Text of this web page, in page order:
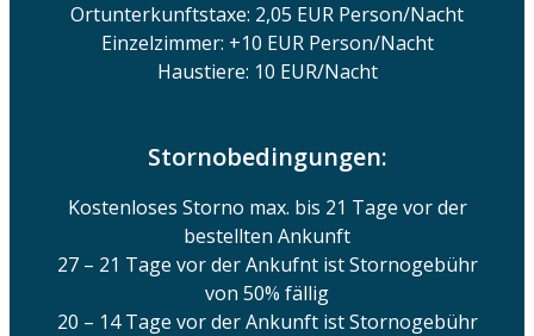
Ortunterkunftstaxe: 2,05 EUR Person/Nacht
Einzelzimmer: +10 EUR Person/Nacht
Haustiere: 10 EUR/Nacht
Stornobedingungen:
Kostenloses Storno max. bis 21 Tage vor der
bestellten Ankunft
27 – 21 Tage vor der Ankufnt ist Stornogebühr
von 50% fällig
20 – 14 Tage vor der Ankunft ist Stornogebühr